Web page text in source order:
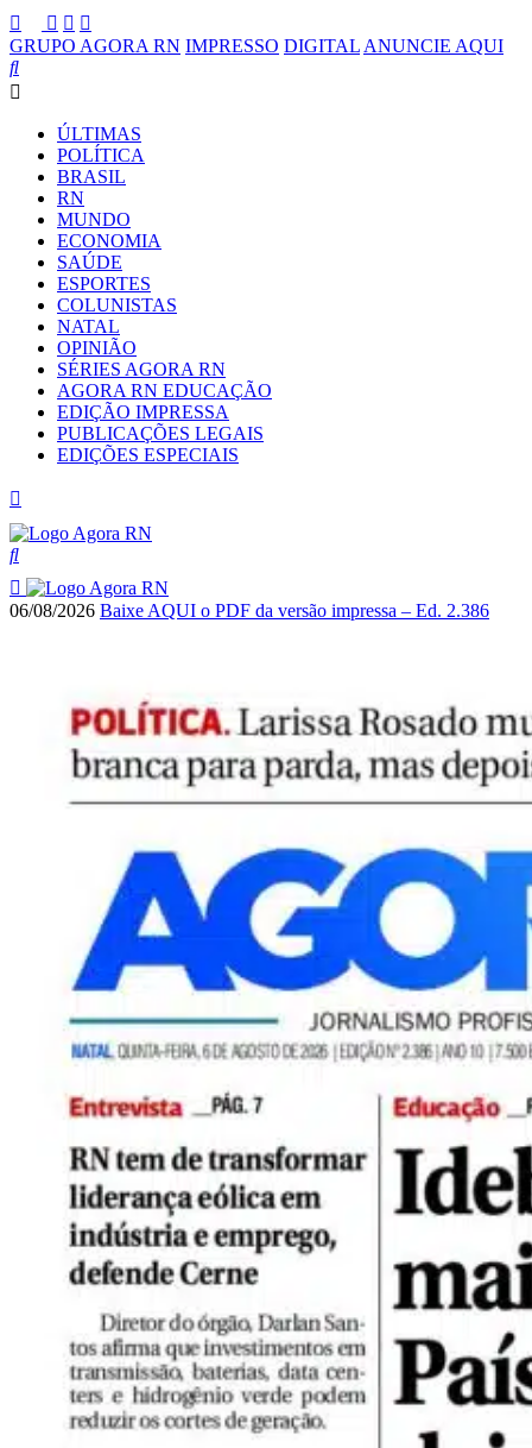
GRUPO AGORA RN IMPRESSO DIGITAL ANUNCIE AQUI
ÚLTIMAS
POLÍTICA
BRASIL
RN
MUNDO
ECONOMIA
SAÚDE
ESPORTES
COLUNISTAS
NATAL
OPINIÃO
SÉRIES AGORA RN
AGORA RN EDUCAÇÃO
EDIÇÃO IMPRESSA
PUBLICAÇÕES LEGAIS
EDIÇÕES ESPECIAIS
06/08/2026 Baixe AQUI o PDF da versão impressa – Ed. 2.386